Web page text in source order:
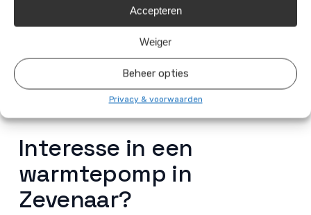
Accepteren
Weiger
Beheer opties
Privacy & voorwaarden
Ons team bestaat uit gecertificeerde monteurs met
ervaring in warmtepompen, airco’s en
zonnepanelen. We werken uitsluitend met
betrouwbare merken en zorgen voor een nette
afwerking. Bovendien krijg je standaard vijf jaar
garantie op de warmtepomp en één jaar garantie op
Interesse in een
warmtepomp in
Zevenaar?